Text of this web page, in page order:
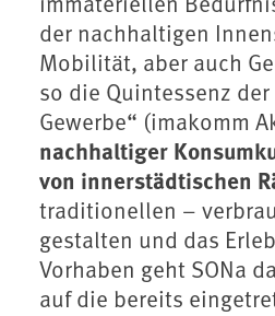
der nachhaltigen
Mobilität, aber auch
so die Quintessenz
Gewerbe“ (imakomm
nachhaltiger
von innerstädtischen
traditionellen –
gestalten und das
Vorhaben geht SONa
auf die bereits